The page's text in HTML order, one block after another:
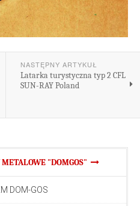
NASTĘPNY ARTYKUŁ
Latarka turystyczna typ 2 CFL
SUN-RAY Poland
"DOMGOS"
DOM-GOS